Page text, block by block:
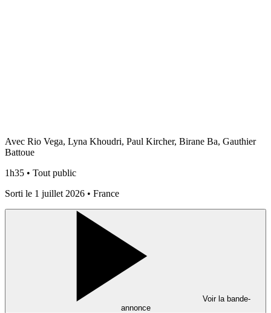
Avec Rio Vega, Lyna Khoudri, Paul Kircher, Birane Ba, Gauthier
Battoue
1h35 • Tout public
Sorti le 1 juillet 2026 • France
Voir la bande-
annonce